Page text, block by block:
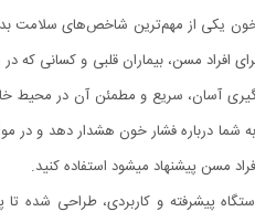
یکی از مهم‌ترین شاخص‌های سلامت
افراد مسن، بیماران قلبی و کسانی
به شما درباره فشار خون هشدار دهد و در
مسن پیشنهاد میشود استفاده کنید.